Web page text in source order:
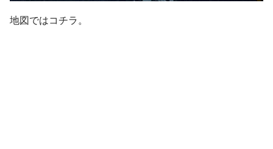
地図ではコチラ。